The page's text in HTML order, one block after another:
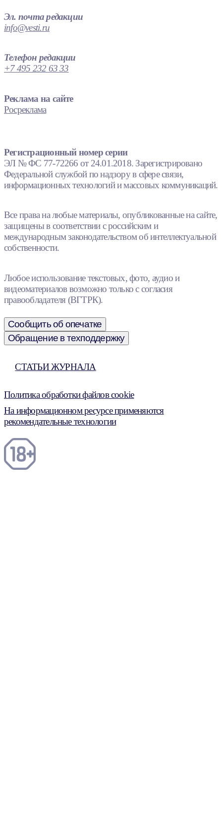
Эл. почта редакции
info@vesti.ru
Телефон редакции
+7 495 232 63 33
Реклама на сайте
Росреклама
Регистрационный номер серии
ЭЛ № ФС 77-72266 от 24.01.2018. Зарегистрировано
Федеральной службой по надзору в сфере связи,
информационных технологий и массовых коммуникаций.
Все права на любые материалы, опубликованные на сайте,
защищены в соответствии с российским и
международным законодательством об интеллектуальной
собственности.
Любое использование текстовых, фото, аудио и
видеоматериалов возможно только с согласия
правообладателя (ВГТРК).
Сообщить об опечатке
Обращение в техподдержку
СТАТЬИ ЖУРНАЛА
Политика обработки файлов cookie
На информационном ресурсе применяются
рекомендательные технологии